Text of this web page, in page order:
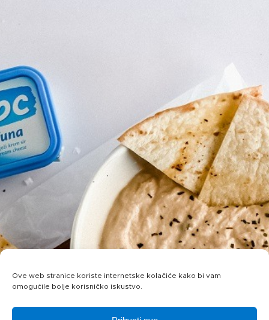
Ove web stranice koriste internetske kolačiće kako bi vam
omogućile bolje korisničko iskustvo.